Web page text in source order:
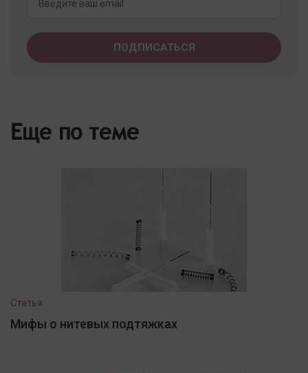
Еще по теме
Статья
Мифы о нитевых подтяжках